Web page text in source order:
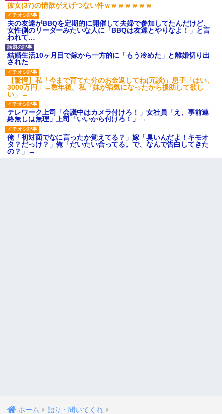
彼女(37)の情欲がえげつない件ｗｗｗｗｗｗｗ
夫の友達がBBQを定期的に開催して夫婦で参加してたんだけど、
女性側のリーダーみたいな人に「BBQは友達とやりなよ！」と言
われて…
結婚生活10ヶ月目で嫁から一方的に「もう冷めた」と離婚切り出
された
【驚愕】私「今まで育てた分のお金返してね(冗談)」息子「はい、
3000万円」→数年後。私「妹が病気になったから援助して欲し
い」→
テレワーク上司「会議中はカメラ付けろ！」女社員「え、事前連
絡無しは無理」上司「いいから付けろ！」→
俺「初対面でなに言ったか覚えてる？」嫁「臭いんだよ！キモオ
タ？だっけ？」俺「だいたい合ってる。で、なんで告白してきた
の？」→
ホーム 語り・聞いてくれ